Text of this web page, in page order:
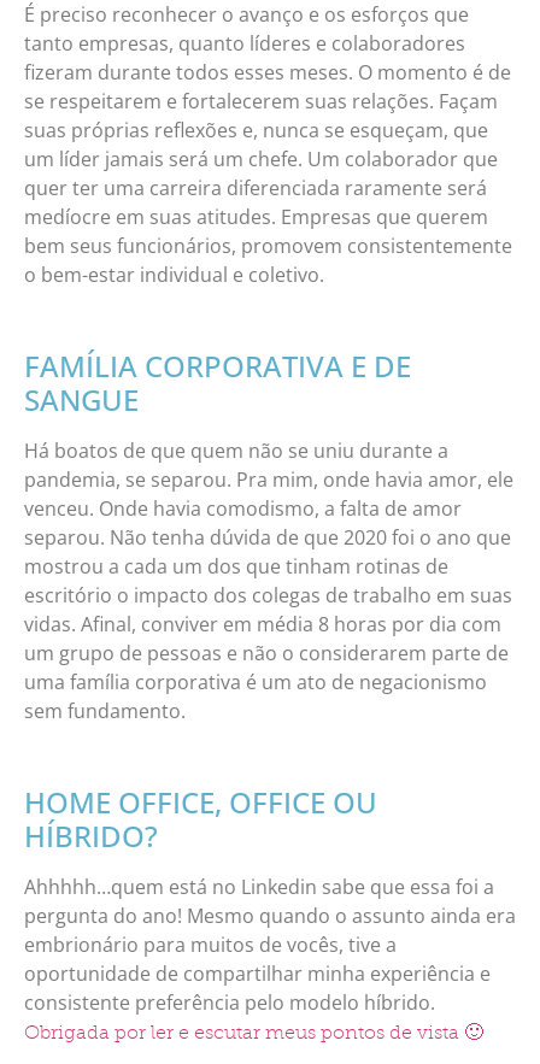
É preciso reconhecer o avanço e os esforços que
tanto empresas, quanto líderes e colaboradores
fizeram durante todos esses meses. O momento é de
se respeitarem e fortalecerem suas relações. Façam
suas próprias reflexões e, nunca se esqueçam, que
um líder jamais será um chefe. Um colaborador que
quer ter uma carreira diferenciada raramente será
medíocre em suas atitudes. Empresas que querem
bem seus funcionários, promovem consistentemente
o bem-estar individual e coletivo.
FAMÍLIA CORPORATIVA E DE
SANGUE
Há boatos de que quem não se uniu durante a
pandemia, se separou. Pra mim, onde havia amor, ele
venceu. Onde havia comodismo, a falta de amor
separou. Não tenha dúvida de que 2020 foi o ano que
mostrou a cada um dos que tinham rotinas de
escritório o impacto dos colegas de trabalho em suas
vidas. Afinal, conviver em média 8 horas por dia com
um grupo de pessoas e não o considerarem parte de
uma família corporativa é um ato de negacionismo
sem fundamento.
HOME OFFICE, OFFICE OU
HÍBRIDO?
Ahhhhh…quem está no Linkedin sabe que essa foi a
pergunta do ano! Mesmo quando o assunto ainda era
embrionário para muitos de vocês, tive a
oportunidade de compartilhar minha experiência e
consistente preferência pelo modelo híbrido.
Obrigada por ler e escutar meus pontos de vista 🙂